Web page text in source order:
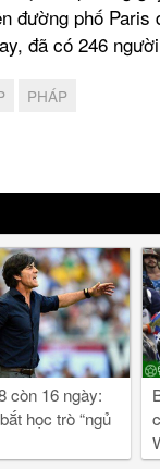
đường phố Paris
đã có 246
PHÁP
còn 16 ngày:
học trò “ngủ